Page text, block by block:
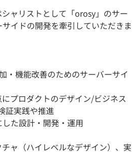
ャリストとして「orosy」のサー
イドの開発を牽引していただきま
・機能改善のためのサーバーサイ
にプロダクトのデザイン/ビジネス
証実践や推進
た設計・開発・運用
チャ（ハイレベルなデザイン）、実